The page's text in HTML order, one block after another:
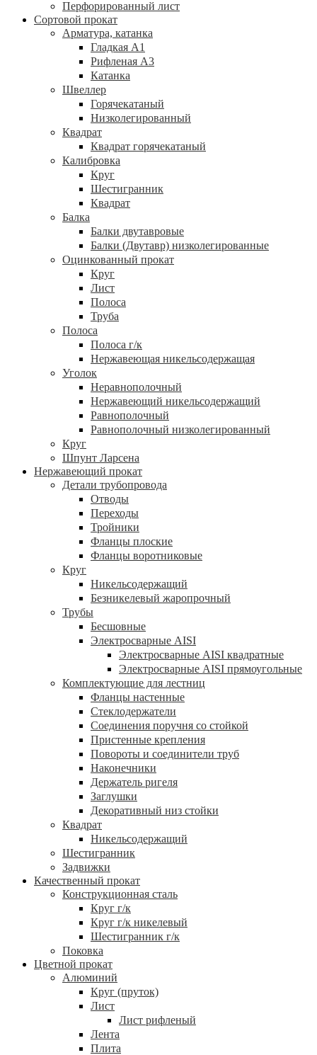
Перфорированный лист
Сортовой прокат
Арматура, катанка
Гладкая А1
Рифленая А3
Катанка
Швеллер
Горячекатаный
Низколегированный
Квадрат
Квадрат горячекатаный
Калибровка
Круг
Шестигранник
Квадрат
Балка
Балки двутавровые
Балки (Двутавр) низколегированные
Оцинкованный прокат
Круг
Лист
Полоса
Труба
Полоса
Полоса г/к
Нержавеющая никельсодержащая
Уголок
Неравнополочный
Нержавеющий никельсодержащий
Равнополочный
Равнополочный низколегированный
Круг
Шпунт Ларсена
Нержавеющий прокат
Детали трубопровода
Отводы
Переходы
Тройники
Фланцы плоские
Фланцы воротниковые
Круг
Никельсодержащий
Безникелевый жаропрочный
Трубы
Бесшовные
Электросварные AISI
Электросварные AISI квадратные
Электросварные AISI прямоугольные
Комплектующие для лестниц
Фланцы настенные
Стеклодержатели
Соединения поручня со стойкой
Пристенные крепления
Повороты и соединители труб
Наконечники
Держатель ригеля
Заглушки
Декоративный низ стойки
Квадрат
Никельсодержащий
Шестигранник
Задвижки
Качественный прокат
Конструкционная сталь
Круг г/к
Круг г/к никелевый
Шестигранник г/к
Поковка
Цветной прокат
Алюминий
Круг (пруток)
Лист
Лист рифленый
Лента
Плита